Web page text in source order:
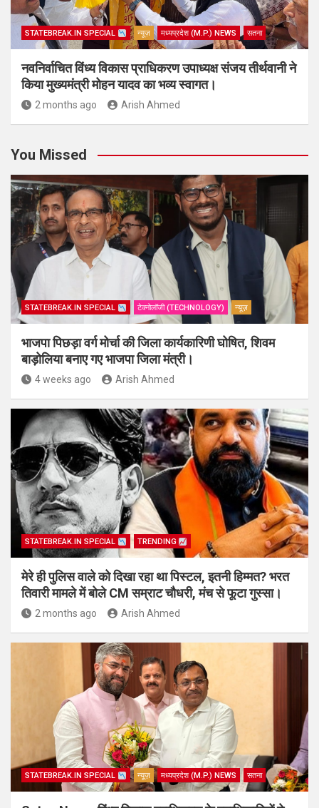
STATEBREAK.IN SPECIAL न्यूज़ मध्यप्रदेश (M.P.) NEWS सतना
नवनिर्वाचित विंध्य विकास प्राधिकरण उपाध्यक्ष संजय तीर्थवानी ने
किया मुख्यमंत्री मोहन यादव का भव्य स्वागत।
2 months ago Arish Ahmed
You Missed
STATEBREAK.IN SPECIAL टेक्नोलॉजी (TECHNOLOGY) न्यूज़
भाजपा पिछड़ा वर्ग मोर्चा की जिला कार्यकारिणी घोषित, शिवम
बाड़ोलिया बनाए गए भाजपा जिला मंत्री।
4 weeks ago Arish Ahmed
STATEBREAK.IN SPECIAL TRENDING
मेरे ही पुलिस वाले को दिखा रहा था पिस्टल, इतनी हिम्मत? भरत
तिवारी मामले में बोले CM सम्राट चौधरी, मंच से फूटा गुस्सा।
2 months ago Arish Ahmed
STATEBREAK.IN SPECIAL न्यूज़ मध्यप्रदेश (M.P.) NEWS सतना